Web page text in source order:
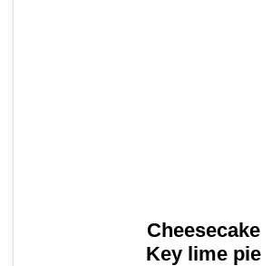
Cheesecake
Key lime pie